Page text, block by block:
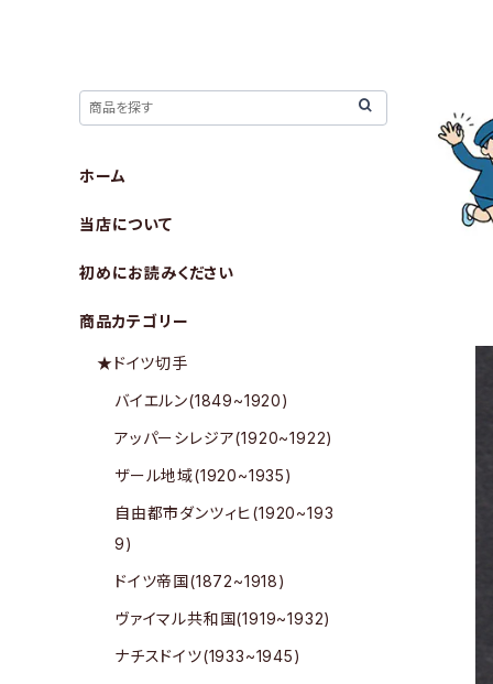
ホーム
当店について
初めにお読みください
商品カテゴリー
★ドイツ切手
バイエルン(1849~1920)
アッパーシレジア(1920~1922)
ザール地域(1920~1935)
自由都市ダンツィヒ(1920~193
9)
ドイツ帝国(1872~1918)
ヴァイマル共和国(1919~1932)
ナチスドイツ(1933~1945)